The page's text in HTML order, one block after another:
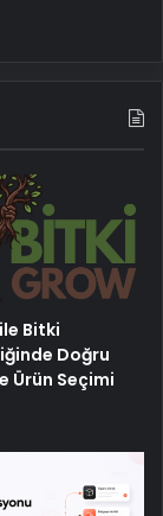
Bitki
Doğru
Ürün Seçimi